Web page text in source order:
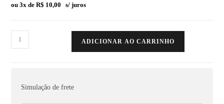
ou 3x deR$ 10,00 s/ juros
ADICIONAR AO CARRINHO
Simulação de frete